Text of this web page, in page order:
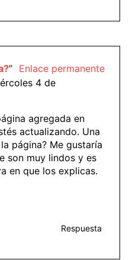
Enlace permanente
”
4 de
agregada en
actualizando. Una
página? Me gustaría
son muy lindos y es
en que los explicas.
Respuesta